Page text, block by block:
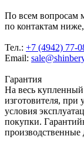
По всем вопросам
по контактам
Тел.: +7 (4942) 77-
Email:
Гарантия
На весь купленный
изготовителя, при
условия
покупки.
производственные